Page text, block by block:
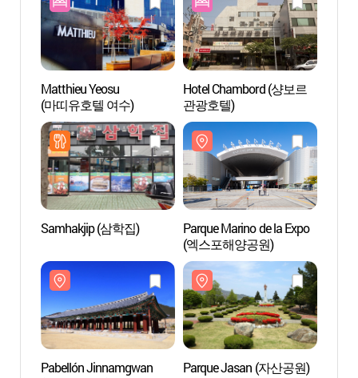
Matthieu Yeosu
(마띠유호텔 여수)
Hotel Chambord (샹보르
관광호텔)
Samhakjip (삼학집)
Parque Marino de la Expo
(엑스포해양공원)
Pabellón Jinnamgwan
Parque Jasan (자산공원)